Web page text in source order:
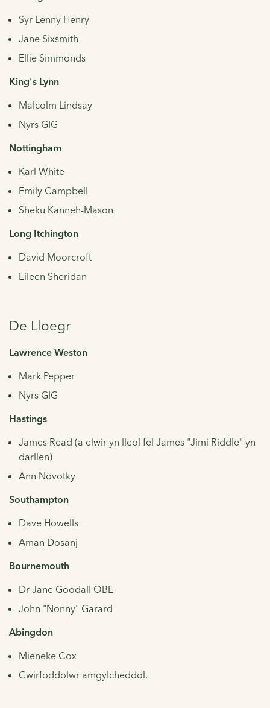
Syr Lenny Henry
Jane Sixsmith
Ellie Simmonds
King's Lynn
Malcolm Lindsay
Nyrs GIG
Nottingham
Karl White
Emily Campbell
Sheku Kanneh-Mason
Long Itchington
David Moorcroft
Eileen Sheridan
De Lloegr
Lawrence Weston
Mark Pepper
Nyrs GIG
Hastings
James Read (a elwir yn lleol fel James "Jimi Riddle" yn
darllen)
Ann Novotky
Southampton
Dave Howells
Aman Dosanj
Bournemouth
Dr Jane Goodall OBE
John "Nonny" Garard
Abingdon
Mieneke Cox
Gwirfoddolwr amgylcheddol.